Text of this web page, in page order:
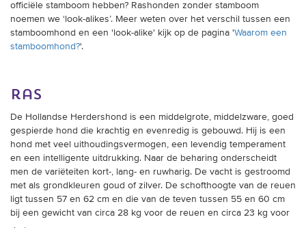
officiële stamboom hebben? Rashonden zonder stamboom
noemen we ‘look-alikes’. Meer weten over het verschil tussen een
stamboomhond en een 'look-alike' kijk op de pagina 'Waarom een
stamboomhond?'.
ras
De Hollandse Herdershond is een middelgrote, middelzware, goed
gespierde hond die krachtig en evenredig is gebouwd. Hij is een
hond met veel uithoudingsvermogen, een levendig temperament
en een intelligente uitdrukking. Naar de beharing onderscheidt
men de variëteiten kort-, lang- en ruwharig. De vacht is gestroomd
met als grondkleuren goud of zilver. De schofthoogte van de reuen
ligt tussen 57 en 62 cm en die van de teven tussen 55 en 60 cm
bij een gewicht van circa 28 kg voor de reuen en circa 23 kg voor